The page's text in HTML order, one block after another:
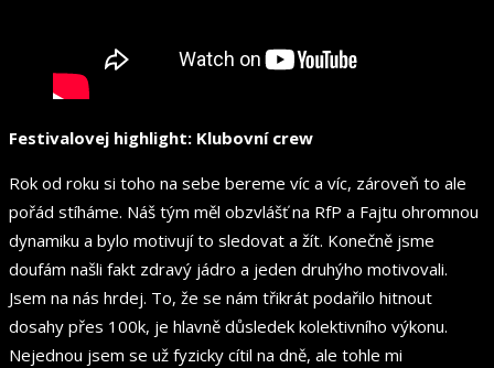
Festivalovej highlight: Klubovní crew
Rok od roku si toho na sebe bereme víc a víc, zároveň to ale
pořád stíháme. Náš tým měl obzvlášť na RfP a Fajtu ohromnou
dynamiku a bylo motivují to sledovat a žít. Konečně jsme
doufám našli fakt zdravý jádro a jeden druhýho motivovali.
Jsem na nás hrdej. To, že se nám třikrát podařilo hitnout
dosahy přes 100k, je hlavně důsledek kolektivního výkonu.
Nejednou jsem se už fyzicky cítil na dně, ale tohle mi